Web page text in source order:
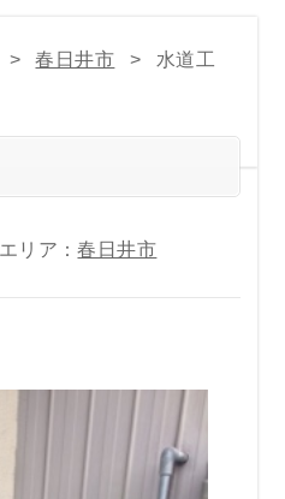
春日井市
水道工
エリア：春日井市